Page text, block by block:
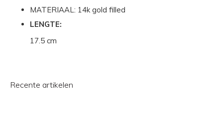
MATERIAAL: 14k gold filled
LENGTE:
17.5 cm
Recente artikelen